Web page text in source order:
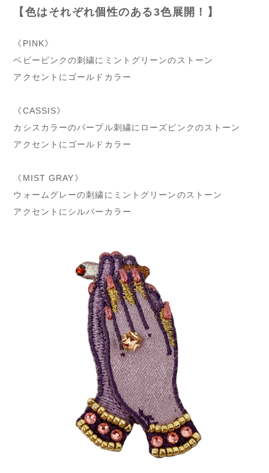
【色はそれぞれ個性のある3色展開！】
《PINK》
ベビーピンクの刺繍にミントグリーンのストーン
アクセントにゴールドカラー
《CASSIS》
カシスカラーのパープル刺繍にローズピンクのストーン
アクセントにゴールドカラー
《MIST GRAY》
ウォームグレーの刺繍にミントグリーンのストーン
アクセントにシルバーカラー